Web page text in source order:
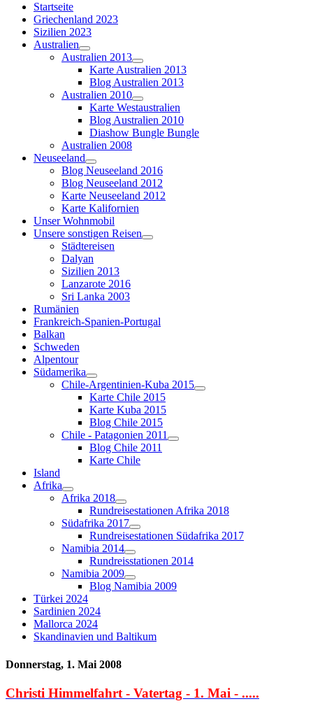
Startseite
Griechenland 2023
Sizilien 2023
Australien
Australien 2013
Karte Australien 2013
Blog Australien 2013
Australien 2010
Karte Westaustralien
Blog Australien 2010
Diashow Bungle Bungle
Australien 2008
Neuseeland
Blog Neuseeland 2016
Blog Neuseeland 2012
Karte Neuseeland 2012
Karte Kalifornien
Unser Wohnmobil
Unsere sonstigen Reisen
Städtereisen
Dalyan
Sizilien 2013
Lanzarote 2016
Sri Lanka 2003
Rumänien
Frankreich-Spanien-Portugal
Balkan
Schweden
Alpentour
Südamerika
Chile-Argentinien-Kuba 2015
Karte Chile 2015
Karte Kuba 2015
Blog Chile 2015
Chile - Patagonien 2011
Blog Chile 2011
Karte Chile
Island
Afrika
Afrika 2018
Rundreisestationen Afrika 2018
Südafrika 2017
Rundreisestationen Südafrika 2017
Namibia 2014
Rundreisstationen 2014
Namibia 2009
Blog Namibia 2009
Türkei 2024
Sardinien 2024
Mallorca 2024
Skandinavien und Baltikum
Donnerstag, 1. Mai 2008
Christi Himmelfahrt - Vatertag - 1. Mai - .....